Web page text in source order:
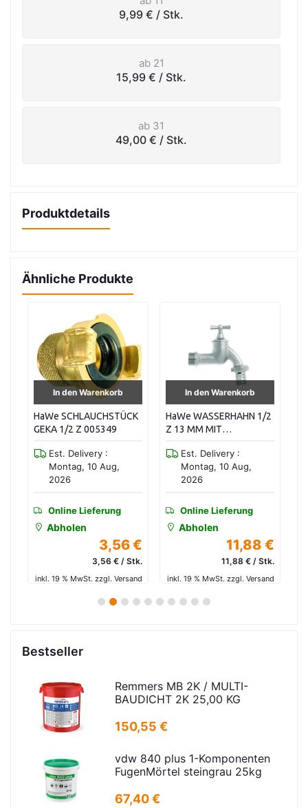
9,99 € / Stk.
ab 21
15,99 € / Stk.
ab 31
49,00 € / Stk.
Produktdetails
Ähnliche Produkte
In den Warenkorb
HaWe SCHLAUCHSTÜCK
GEKA 1/2 Z 005349
Est. Delivery :
Montag, 10 Aug,
2026
Online Lieferung
Abholen
3,56 €
3,56 € / Stk.
inkl. 19 % MwSt. zzgl. Versand
In den Warenkorb
HaWe WASSERHAHN 1/2
Z 13 MM MIT
000535Est. Delivery :
Montag, 10 Aug,
2026
Online Lieferung
Abholen
11,88 €
11,88 € / Stk.
inkl. 19 % MwSt. zzgl. Versand
1 2 3 4 5 6 7 8 9 10
Bestseller
Remmers MB 2K / MULTI-
BAUDICHT 2K 25,00 KG
150,55 €
vdw 840 plus 1-Komponenten
FugenMörtel steingrau 25kg
67,40 €